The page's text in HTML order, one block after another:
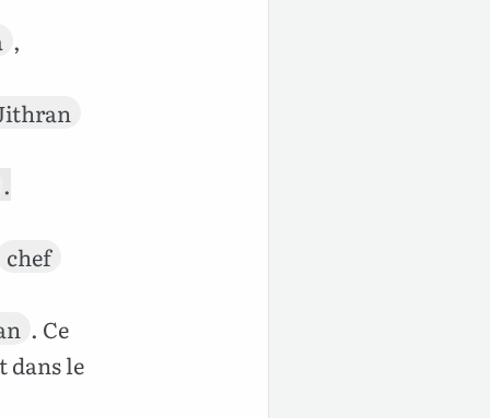
,
.
chef
. Ce
dans le